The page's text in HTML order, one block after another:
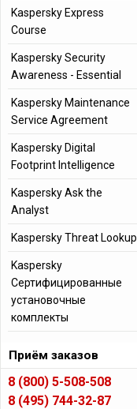
Kaspersky Express
Course
Kaspersky Security
Awareness - Essential
Kaspersky Maintenance
Service Agreement
Kaspersky Digital
Footprint Intelligence
Kaspersky Ask the
Analyst
Kaspersky Threat Lookup
Kaspersky
Сертифицированные
установочные
комплекты
Приём заказов
8 (800) 5-508-508
8 (495) 744-32-87